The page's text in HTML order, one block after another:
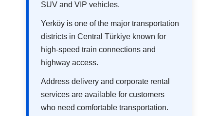
SUV and VIP vehicles.
Yerköy is one of the major transportation
districts in Central Türkiye known for
high-speed train connections and
highway access.
Address delivery and corporate rental
services are available for customers
who need comfortable transportation.